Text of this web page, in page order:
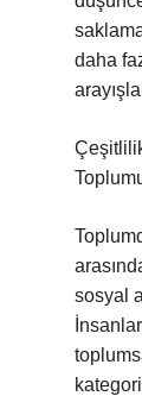
daha
sosyal